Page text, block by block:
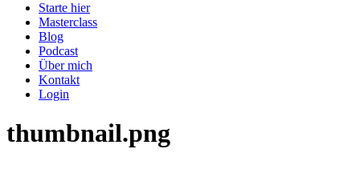
Starte hier
Masterclass
Blog
Podcast
Über mich
Kontakt
Login
thumbnail.png